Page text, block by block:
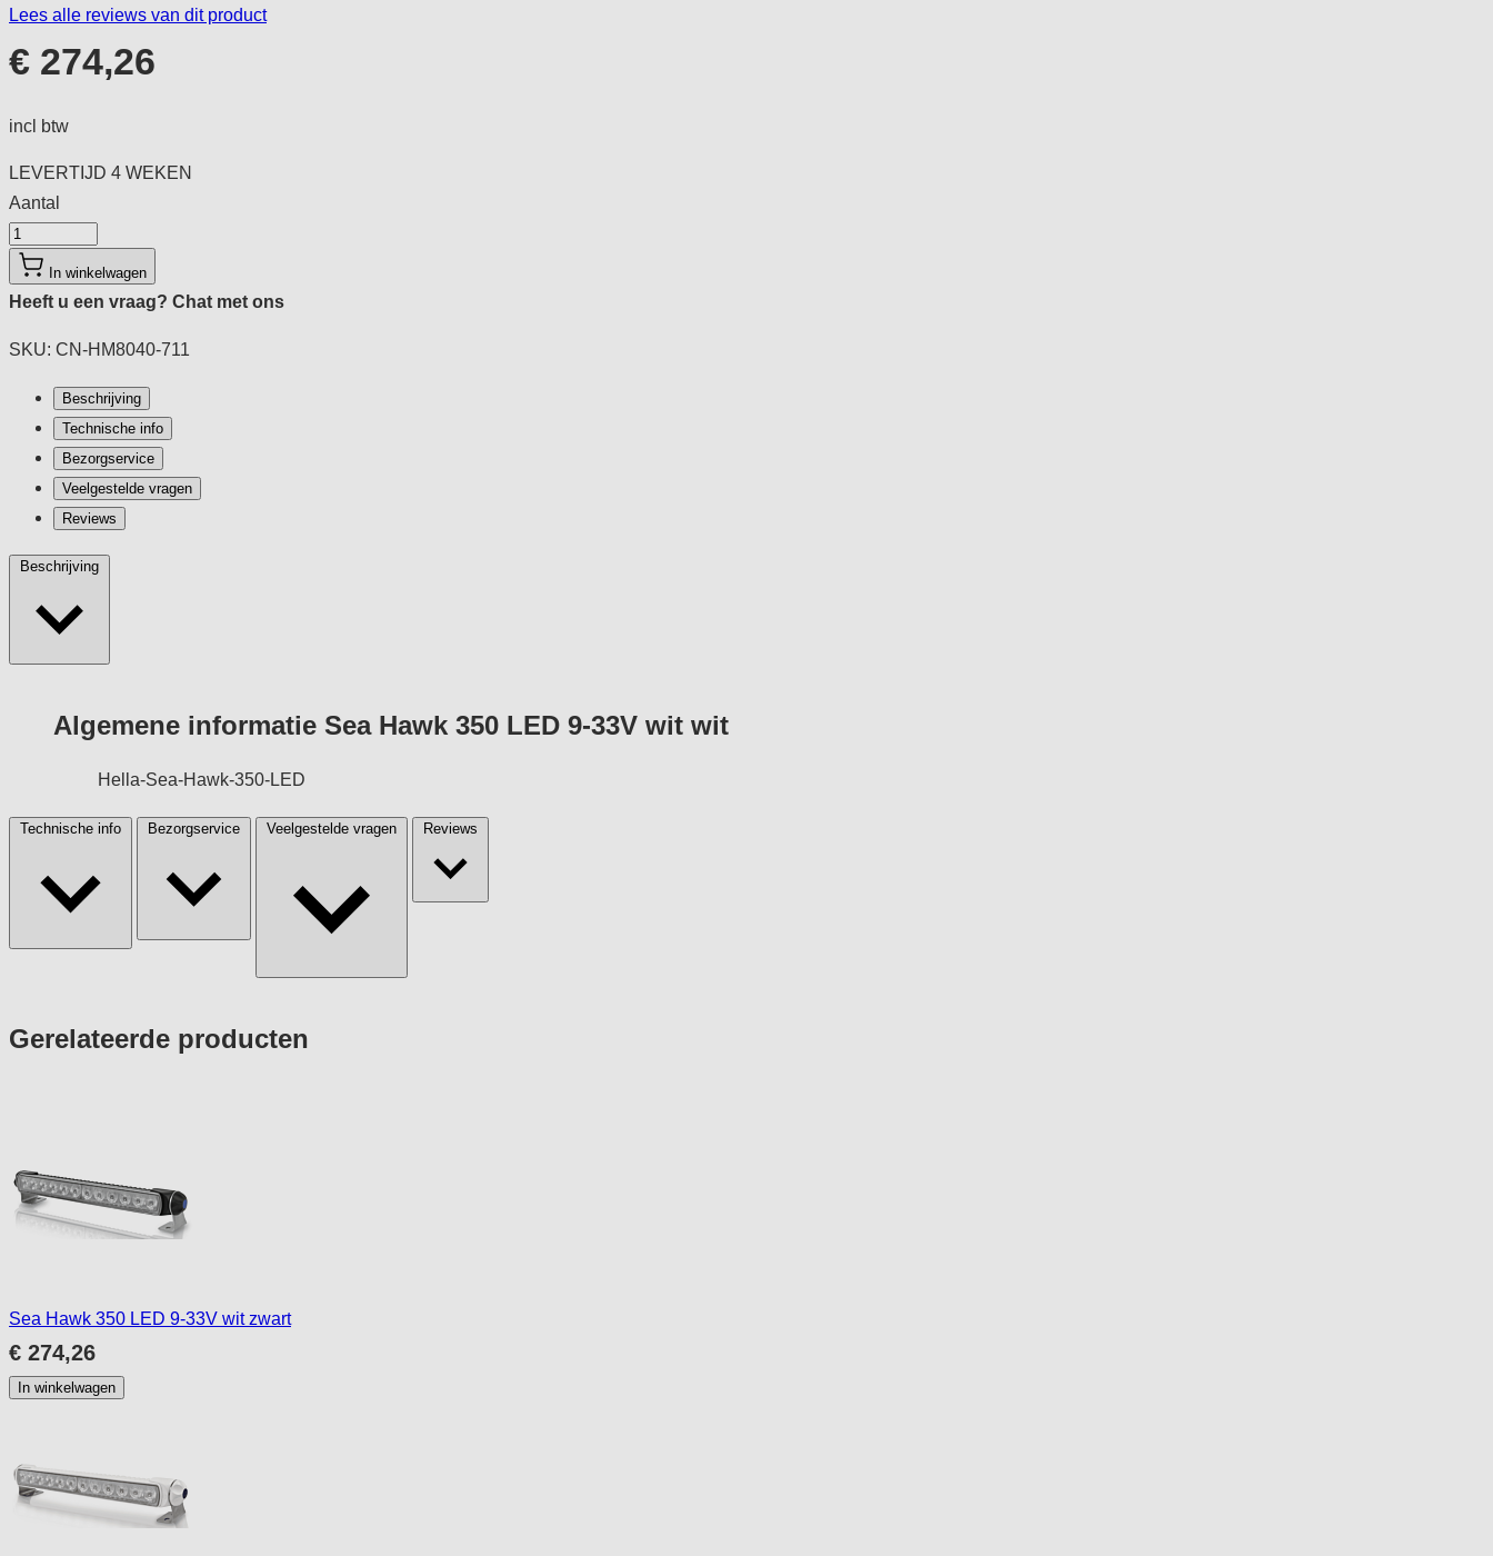
Lees alle reviews van dit product
€ 274,26
incl btw
LEVERTIJD 4 WEKEN
Aantal
Aantal
In winkelwagen
Heeft u een vraag? Chat met ons
SKU: CN-HM8040-711
Beschrijving
Technische info
Bezorgservice
Veelgestelde vragen
Reviews
Beschrijving
Algemene informatie Sea Hawk 350 LED 9-33V wit wit
Hella-Sea-Hawk-350-LED
Technische info Bezorgservice Veelgestelde vragen Reviews
Press
Gerelateerde producten
Sea Hawk 350 LED 9-33V wit zwart
€ 274,26
In winkelwagen